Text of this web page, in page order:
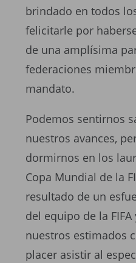
brindado en todos
felicitarle por
de una amplísima
federaciones
mandato.
Podemos sentirnos
nuestros avances,
dormirnos en los
Copa Mundial de la
resultado de un
del equipo de la
nuestros estimados
placer asistir al